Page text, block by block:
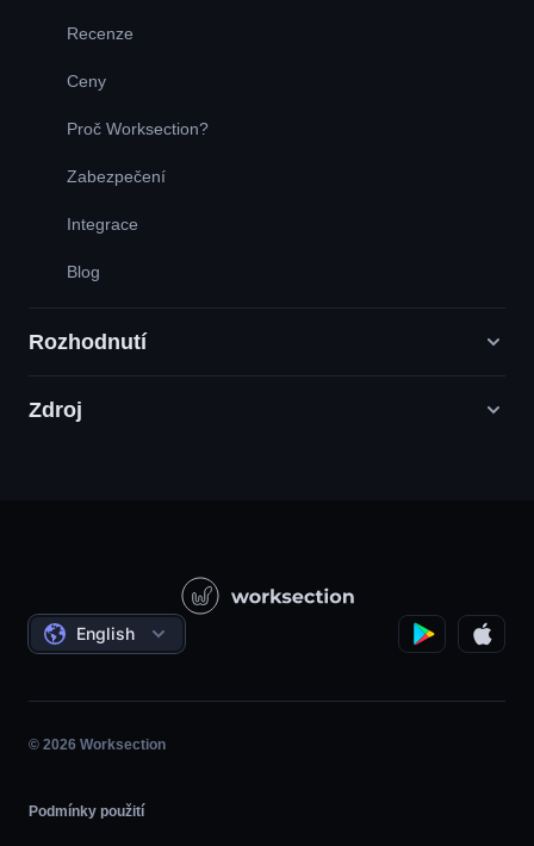
Recenze
Ceny
Proč Worksection?
Zabezpečení
Integrace
Blog
Rozhodnutí
Agentury digitálního marketingu
Státní / Sociální projekty
Řízení projektů
Hodina
Agilní
Zdroj
Dohody
English
© 2026 Worksection
Podmínky použití